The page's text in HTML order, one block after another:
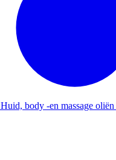
Huid, body -en massage oliën